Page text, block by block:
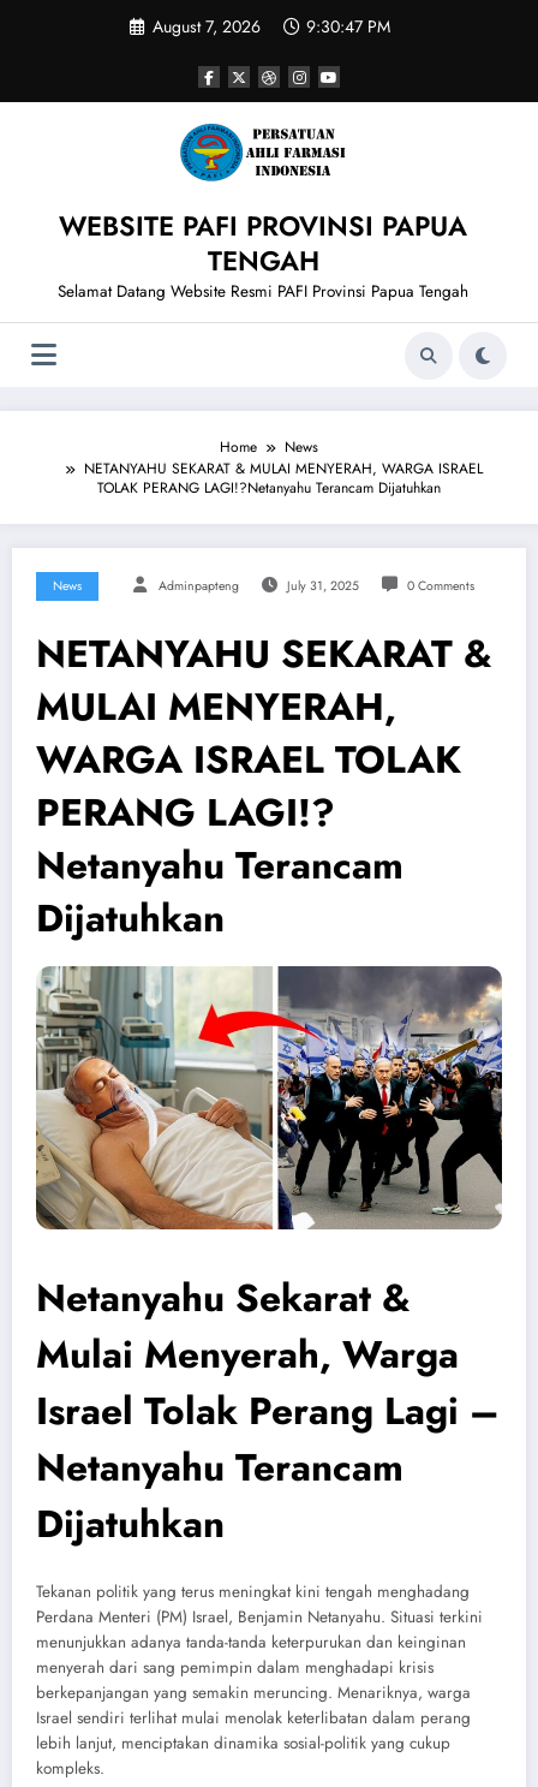
August 7, 2026 9:30:48 PM
WEBSITE PAFI PROVINSI PAPUA
TENGAH
Selamat Datang Website Resmi PAFI Provinsi Papua Tengah
Home
News
NETANYAHU SEKARAT & MULAI MENYERAH, WARGA ISRAEL
TOLAK PERANG LAGI!?Netanyahu Terancam Dijatuhkan
News Adminpapteng July 31, 2025 0 Comments
NETANYAHU SEKARAT &
MULAI MENYERAH,
WARGA ISRAEL TOLAK
PERANG LAGI!?
Netanyahu Terancam
Dijatuhkan
Netanyahu Sekarat &
Mulai Menyerah, Warga
Israel Tolak Perang Lagi –
Netanyahu Terancam
Dijatuhkan
Tekanan politik yang terus meningkat kini tengah menghadang
Perdana Menteri (PM) Israel, Benjamin Netanyahu. Situasi terkini
menunjukkan adanya tanda-tanda keterpurukan dan keinginan
menyerah dari sang pemimpin dalam menghadapi krisis
berkepanjangan yang semakin meruncing. Menariknya, warga
Israel sendiri terlihat mulai menolak keterlibatan dalam perang
lebih lanjut, menciptakan dinamika sosial-politik yang cukup
kompleks.